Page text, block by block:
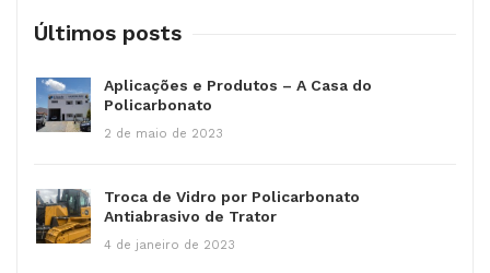
Últimos posts
Aplicações e Produtos – A Casa do
Policarbonato
2 de maio de 2023
Troca de Vidro por Policarbonato
Antiabrasivo de Trator
4 de janeiro de 2023